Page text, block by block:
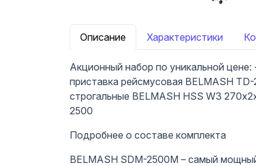
Описание Характеристики
Акционный набор по уникальной
приставка рейсмусовая BELMASH
строгальные BELMASH HSS W3
2500
Подробнее о составе комплекта
BELMASH SDM-2500M – самый